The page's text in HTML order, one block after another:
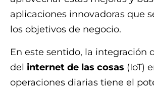
aplicaciones innovadoras que
los objetivos de negocio.
En este sentido, la integración
del internet de las cosas (IoT)
operaciones diarias tiene el